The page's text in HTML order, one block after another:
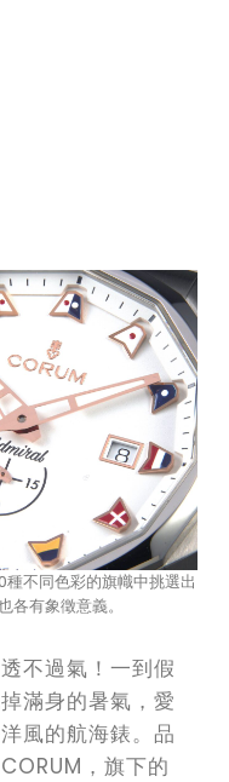
不同色彩的旗幟中挑選出
各有象徵意義。
不過氣！一到假
滿身的暑氣，愛
風的航海錶。品
，旗下的